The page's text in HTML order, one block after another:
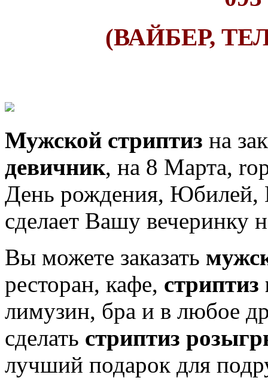
(ВАЙБЕР,
Мужской стриптиз на
девичник, на 8 Марта,
День рождения,
сделает Вашу вечеринку
Вы можете заказать
ресторан, кафе, стриптиз
лимузин, бра и в любое
сделать стриптиз
лучший подарок для